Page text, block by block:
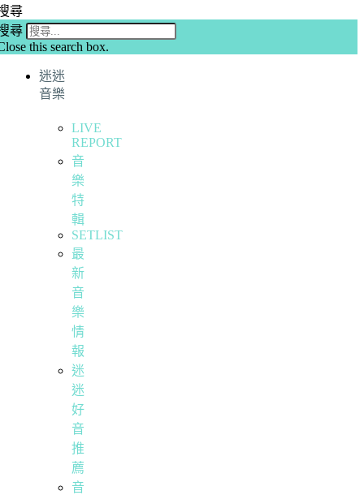
尋
尋
this search box.
迷迷
音樂
LIVE
REPORT
音
樂
特
輯
SETLIST
最
新
音
樂
情
報
迷
迷
好
音
推
薦
音